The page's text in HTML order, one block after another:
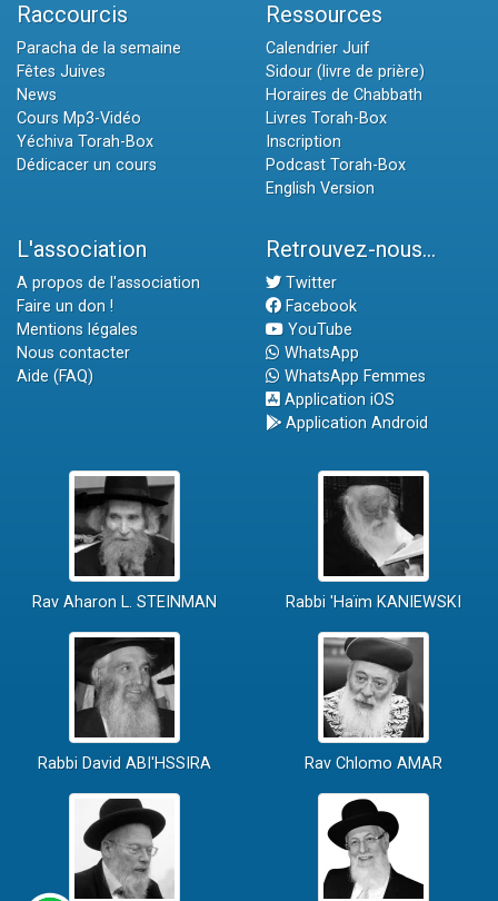
Raccourcis
Paracha de la semaine
Fêtes Juives
News
Cours Mp3-Vidéo
Yéchiva Torah-Box
Dédicacer un cours
Ressources
Calendrier Juif
Sidour (livre de prière)
Horaires de Chabbath
Livres Torah-Box
Inscription
Podcast Torah-Box
English Version
L'association
A propos de l'association
Faire un don !
Mentions légales
Nous contacter
Aide (FAQ)
Retrouvez-nous...
Twitter
Facebook
YouTube
WhatsApp
WhatsApp Femmes
Application iOS
Application Android
Rav Aharon L. STEINMAN Rabbi 'Haïm KANIEWSKI
Rabbi David ABI'HSSIRA Rav Chlomo AMAR